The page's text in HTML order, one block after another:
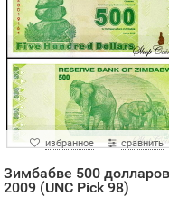
избранное сравнить
Зимбабве 500 долларов
2009 (UNC Pick 98)